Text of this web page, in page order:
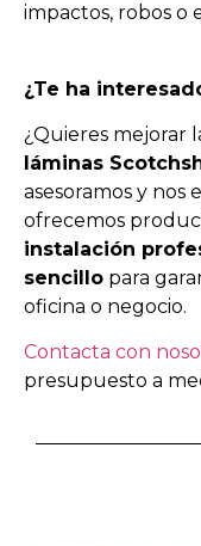
impactos, robos o
¿Te ha
¿Quieres mejorar
láminas
asesoramos y nos
ofrecemos
instalación
sencillo para
oficina o negocio.
Contacta con
presupuesto a